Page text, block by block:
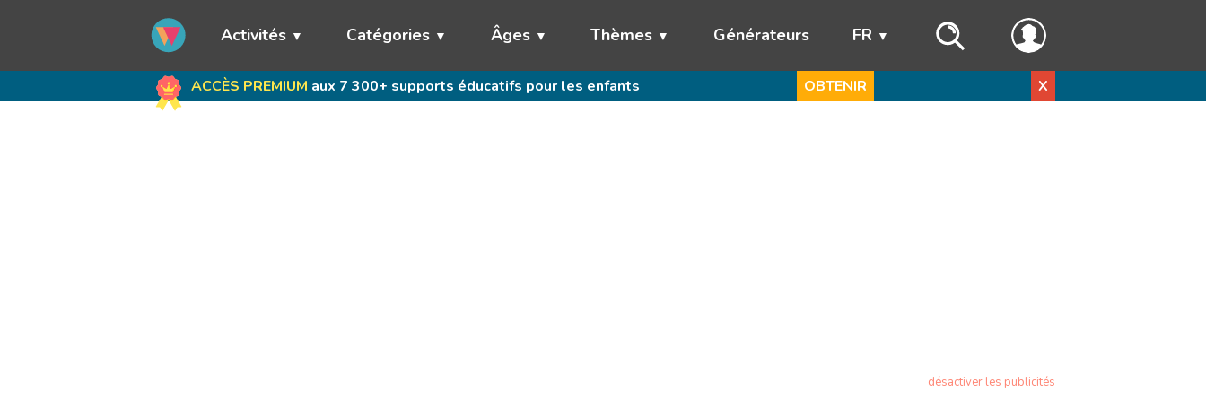
Activités Catégories Âges Thèmes Générateurs FR
ACCÈS PREMIUM aux 7 300+ supports éducatifs pour les enfants OBTENIR X
désactiver les publicités